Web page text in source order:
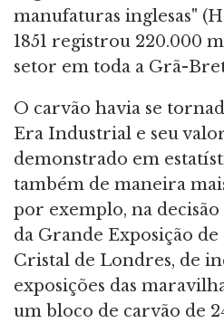
manufaturas inglesas"
1851 registrou 220.000
setor em toda a Grã-
O carvão havia se
Era Industrial e seu
demonstrado em
também de maneira
por exemplo, na
da Grande Exposição de
Cristal de Londres, de
exposições das
um bloco de carvão de